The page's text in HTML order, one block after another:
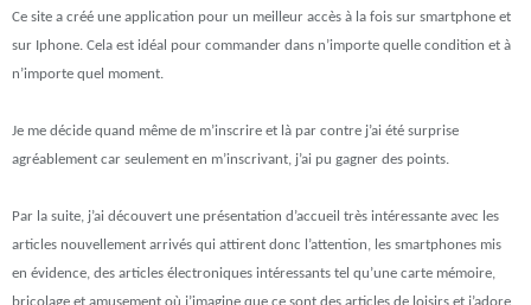
Ce site a créé une application pour un meilleur accès à la fois sur smartphone et
sur Iphone. Cela est idéal pour commander dans n’importe quelle condition et à
n’importe quel moment.
Je me décide quand même de m’inscrire et là par contre j’ai été surprise
agréablement car seulement en m’inscrivant, j’ai pu gagner des points.
Par la suite, j’ai découvert une présentation d’accueil très intéressante avec les
articles nouvellement arrivés qui attirent donc l’attention, les smartphones mis
en évidence, des articles électroniques intéressants tel qu’une carte mémoire,